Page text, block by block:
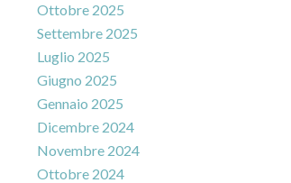
Ottobre 2025
Settembre 2025
Luglio 2025
Giugno 2025
Gennaio 2025
Dicembre 2024
Novembre 2024
Ottobre 2024